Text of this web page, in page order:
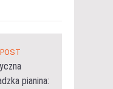
pianina: